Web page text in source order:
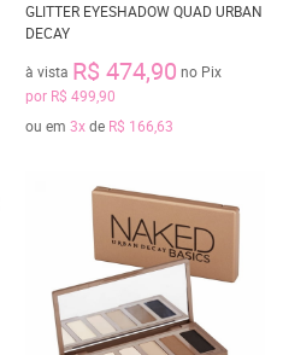
GLITTER EYESHADOW QUAD URBAN
DECAY
à vista R$ 474,90 no Pix
por R$ 499,90
ou em 3xde R$ 166,63